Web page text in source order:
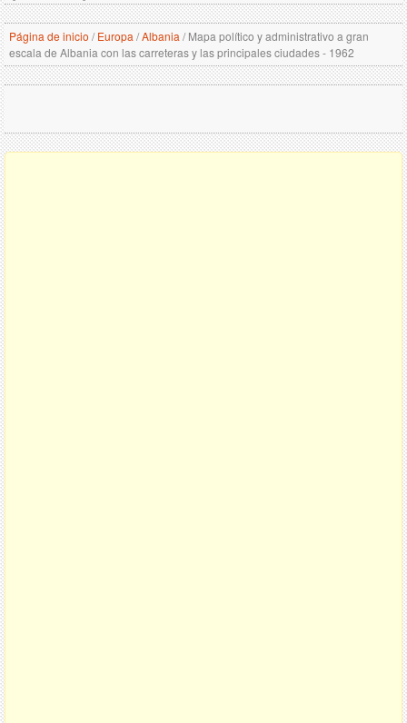
Página de inicio / Europa /Albania /Mapa político y administrativo a gran
escala de Albania con las carreteras y las principales ciudades - 1962